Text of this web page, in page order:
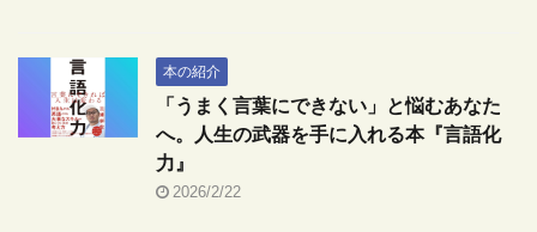
本の紹介
「うまく言葉にできない」と悩むあなた
へ。人生の武器を手に入れる本『言語化
力』
2026/2/22